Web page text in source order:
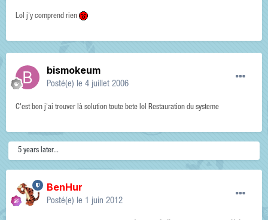
Lol j'y comprend rien
bismokeum
Posté(e) le 4 juillet 2006
C'est bon j'ai trouver là solution toute bete lol Restauration du systeme
5 years later...
BenHur
Posté(e) le 1 juin 2012